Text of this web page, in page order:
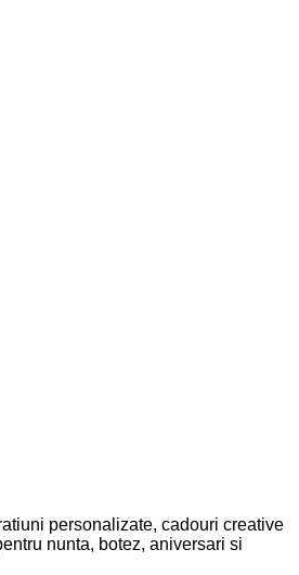
personalizate, cadouri creative
nunta, botez, aniversari si